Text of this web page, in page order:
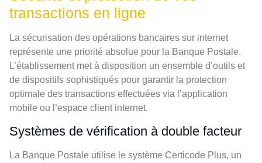
transactions en ligne
La sécurisation des opérations bancaires sur internet
représente une priorité absolue pour la Banque Postale.
L’établissement met à disposition un ensemble d’outils et
de dispositifs sophistiqués pour garantir la protection
optimale des transactions effectuées via l’application
mobile ou l’espace client internet.
Systèmes de vérification à double facteur
La Banque Postale utilise le système Certicode Plus, un